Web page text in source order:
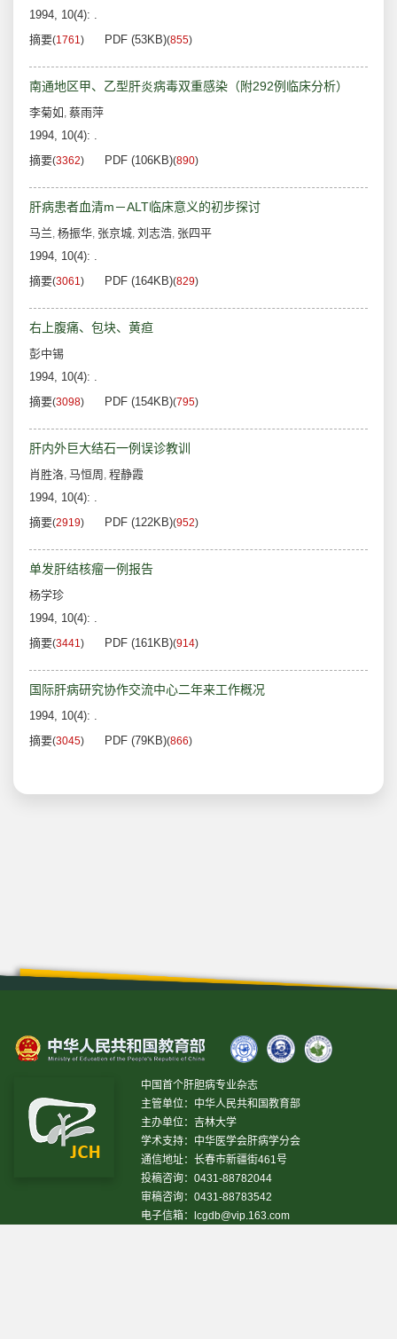
1994, 10(4): .
摘要(1761) PDF (53KB)(855)
南通地区甲、乙型肝炎病毒双重感染（附292例临床分析）
李菊如 , 蔡雨萍
1994, 10(4): .
摘要(3362) PDF (106KB)(890)
肝病患者血清m－ALT临床意义的初步探讨
马兰, 杨振华, 张京城, 刘志浩, 张四平
1994, 10(4): .
摘要(3061) PDF (164KB)(829)
右上腹痛、包块、黄疸
彭中锡
1994, 10(4): .
摘要(3098) PDF (154KB)(795)
肝内外巨大结石一例误诊教训
肖胜洛, 马恒周 , 程静霞
1994, 10(4): .
摘要(2919) PDF (122KB)(952)
单发肝结核瘤一例报告
杨学珍
1994, 10(4): .
摘要(3441) PDF (161KB)(914)
国际肝病研究协作交流中心二年来工作概况
1994, 10(4): .
摘要(3045) PDF (79KB)(866)
中国首个肝胆病专业杂志
主管单位：中华人民共和国教育部
主办单位：吉林大学
学术支持：中华医学会肝病学分会
通信地址：长春市新疆街461号
投稿咨询：0431-88782044
审稿咨询：0431-88783542
电子信箱：
lcgdb@vip.163.com